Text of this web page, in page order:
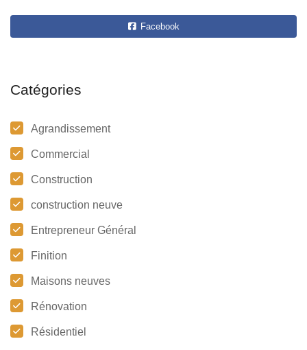
Facebook
Catégories
Agrandissement
Commercial
Construction
construction neuve
Entrepreneur Général
Finition
Maisons neuves
Rénovation
Résidentiel